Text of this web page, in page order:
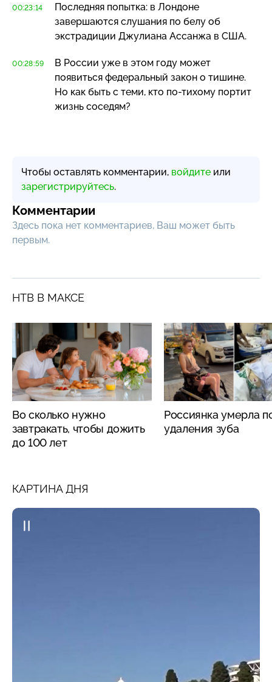
00:23:14
Последняя попытка: в Лондоне
завершаются слушания по белу об
экстрадиции Джулиана Ассанжа в США.
00:28:59
В России уже в этом году может
появиться федеральный закон о тишине.
Но как быть с теми, кто по-тихому портит
жизнь соседям?
Чтобы оставлять комментарии, войдите или
зарегистрируйтесь.
Комментарии
Здесь пока нет комментариев, Ваш может быть
первым.
НТВ В МАКСЕ
Во сколько нужно
завтракать, чтобы дожить
до 100 лет
Россиянка умерла
удаления зуба
КАРТИНА ДНЯ